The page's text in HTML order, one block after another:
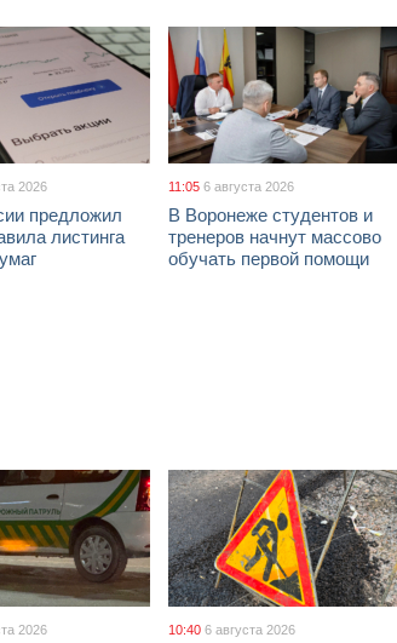
2026
предложил
листинга
11:05 6 августа 2026
В Воронеже студентов и
тренеров начнут массово
обучать первой помощи
2026 10:40 6 августа 2026